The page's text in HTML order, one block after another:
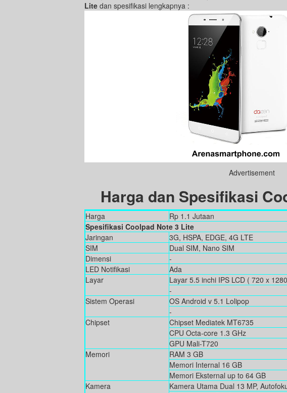
Lite dan spesifikasi lengkapnya :
Advertisement
Harga dan Spesifikasi
Harga
Rp 1.1 Jutaan
Spesifikasi Coolpad Note 3 Lite
Jaringan
3G, HSPA, EDGE, 4G LTE
SIM
Dual SIM, Nano SIM
Dimensi
-
LED Notifikasi
Ada
Layar
Layar 5.5 inchi IPS LCD ( 720 x
-
Sistem Operasi
OS Android v 5.1 Lolipop
-
Chipset
Chipset Mediatek MT6735
CPU Octa-core 1.3 GHz
GPU Mali-T720
Memori
RAM 3 GB
Memori Internal 16 GB
Memori Eksternal up to 64 GB
Kamera
Kamera Utama Dual 13 MP,